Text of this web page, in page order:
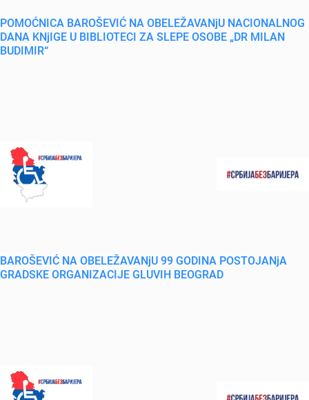
POMOĆNICA BAROŠEVIĆ NA OBELEŽAVANjU NACIONALNOG
DANA KNjIGE U BIBLIOTECI ZA SLEPE OSOBE „DR MILAN
BUDIMIR“
BAROŠEVIĆ NA OBELEŽAVANjU 99 GODINA POSTOJANjA
GRADSKE ORGANIZACIJE GLUVIH BEOGRAD